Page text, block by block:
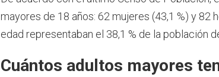
mayores de 18 años: 62 mujeres (43,1 %) y 82
edad representaban el 38,1 % de la población
Cuántos adultos mayores